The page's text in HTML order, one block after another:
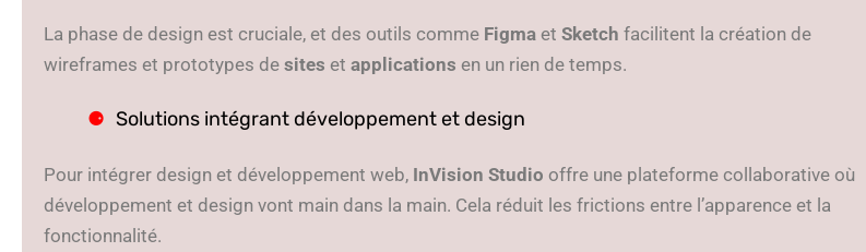
La phase de design est cruciale, et des outils comme Figma et Sketch facilitent la création de
wireframes et prototypes de sites et applications en un rien de temps.
Solutions intégrant développement et design
Pour intégrer design et développement web, InVision Studio offre une plateforme collaborative où
développement et design vont main dans la main. Cela réduit les frictions entre l’apparence et la
fonctionnalité.